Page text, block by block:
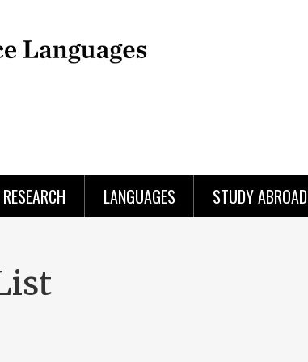
RESEARCH LANGUAGES STUDY ABROAD